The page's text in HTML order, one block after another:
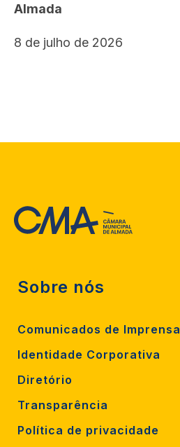
Almada
8 de julho de 2026
Sobre nós
Comunicados de Imprensa
Identidade Corporativa
Diretório
Transparência
Política de privacidade